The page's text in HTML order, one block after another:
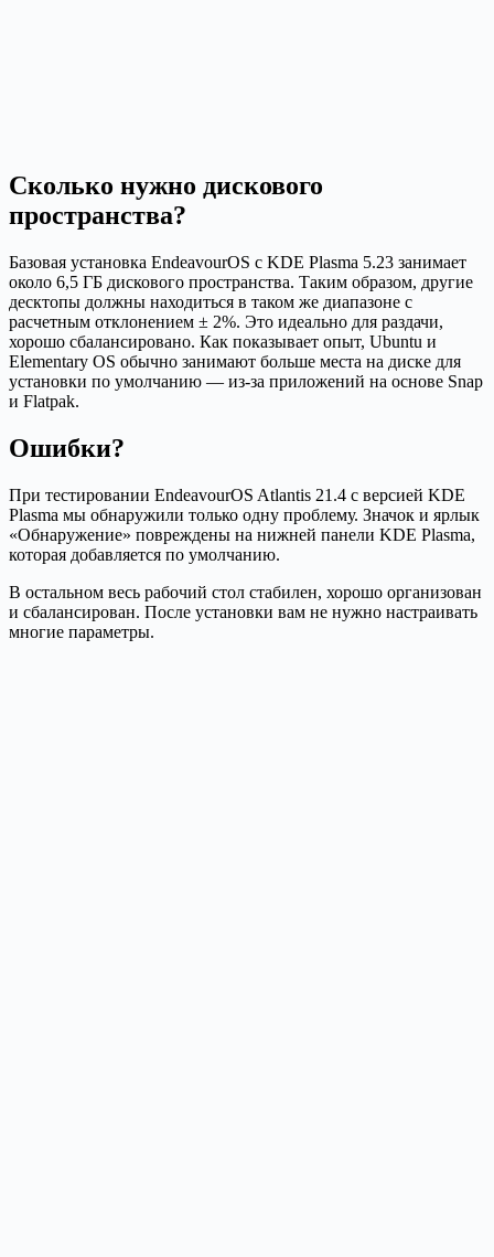
Сколько нужно дискового
пространства?
Базовая установка EndeavourOS с KDE Plasma 5.23 занимает
около 6,5 ГБ дискового пространства. Таким образом, другие
десктопы должны находиться в таком же диапазоне с
расчетным отклонением ± 2%. Это идеально для раздачи,
хорошо сбалансировано. Как показывает опыт, Ubuntu и
Elementary OS обычно занимают больше места на диске для
установки по умолчанию — из-за приложений на основе Snap
и Flatpak.
Ошибки?
При тестировании EndeavourOS Atlantis 21.4 с версией KDE
Plasma мы обнаружили только одну проблему. Значок и ярлык
«Обнаружение» повреждены на нижней панели KDE Plasma,
которая добавляется по умолчанию.
В остальном весь рабочий стол стабилен, хорошо организован
и сбалансирован. После установки вам не нужно настраивать
многие параметры.